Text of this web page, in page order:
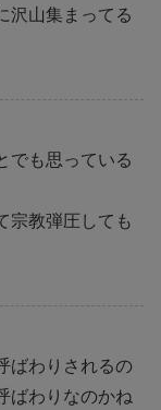
沢山集まってる
でも思っている
宗教弾圧しても
ばわりされるの
ばわりなのかね